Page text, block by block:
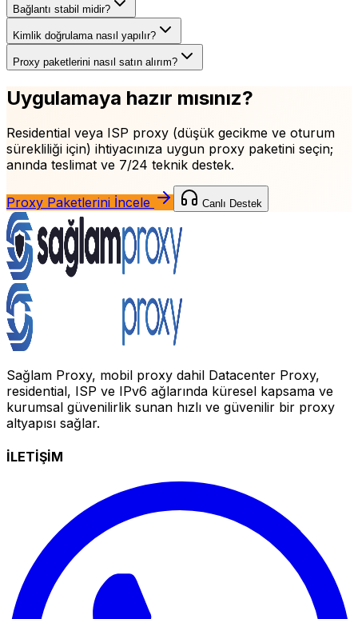
Bağlantı stabil midir?
Kimlik doğrulama nasıl yapılır?
Proxy paketlerini nasıl satın alırım?
Uygulamaya hazır mısınız?
Residential veya ISP proxy (düşük gecikme ve oturum
sürekliliği için) ihtiyacınıza uygun proxy paketini seçin;
anında teslimat ve 7/24 teknik destek.
Proxy Paketlerini İncele Canlı Destek
Sağlam Proxy, mobil proxy dahil Datacenter Proxy,
residential, ISP ve IPv6 ağlarında küresel kapsama ve
kurumsal güvenilirlik sunan hızlı ve güvenilir bir proxy
altyapısı sağlar.
İLETİŞİM